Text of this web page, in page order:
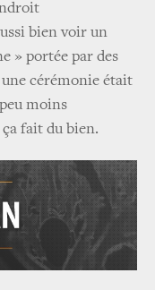
bien voir un
» portée par des
cérémonie était
moins
fait du bien.